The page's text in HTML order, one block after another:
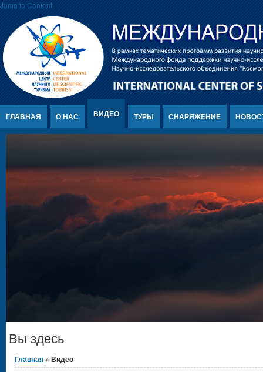
Jump to Content
ГЛАВНАЯ О НАС ВИДЕО ТУРЫ СНАРЯЖЕНИЕ
Вы здесь
Главная » Видео